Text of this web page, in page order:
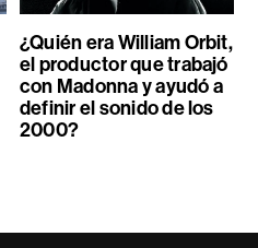
¿Quién era William Orbit,
el productor que trabajó
con Madonna y ayudó a
definir el sonido de los
2000?